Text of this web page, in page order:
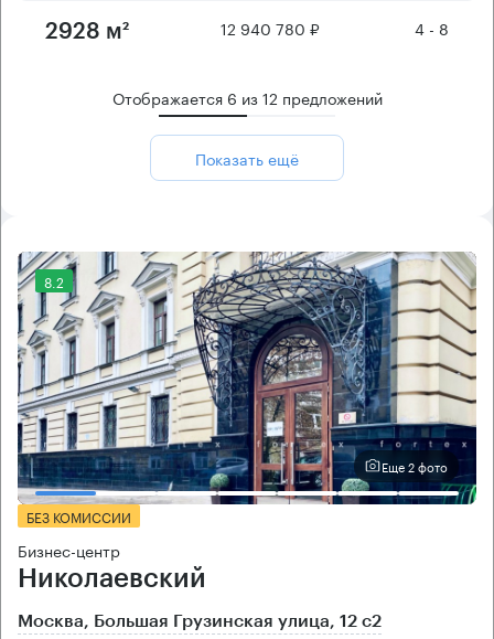
2928 м² 12 940 780 ₽ 4 - 8
Отображается 6 из12 предложений
Показать ещё
8.2
Еще 2 фото
БЕЗ КОМИССИИ
Бизнес-центр
Николаевский
Москва, Большая Грузинская улица, 12 с2